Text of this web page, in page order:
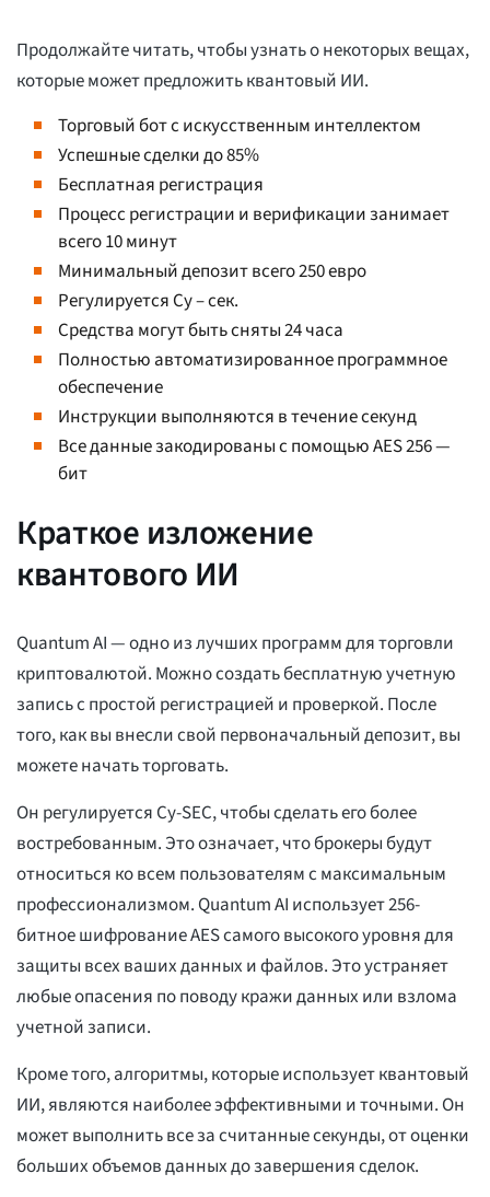
Продолжайте читать, чтобы узнать о некоторых вещах,
которые может предложить квантовый ИИ.
Торговый бот с искусственным интеллектом
Успешные сделки до 85%
Бесплатная регистрация
Процесс регистрации и верификации занимает
всего 10 минут
Минимальный депозит всего 250 евро
Регулируется Cy – сек.
Средства могут быть сняты 24 часа
Полностью автоматизированное программное
обеспечение
Инструкции выполняются в течение секунд
Все данные закодированы с помощью AES 256 —
бит
Краткое изложение
квантового ИИ
Quantum AI — одно из лучших программ для торговли
криптовалютой. Можно создать бесплатную учетную
запись с простой регистрацией и проверкой. После
того, как вы внесли свой первоначальный депозит, вы
можете начать торговать.
Он регулируется Cy-SEC, чтобы сделать его более
востребованным. Это означает, что брокеры будут
относиться ко всем пользователям с максимальным
профессионализмом. Quantum AI использует 256-
битное шифрование AES самого высокого уровня для
защиты всех ваших данных и файлов. Это устраняет
любые опасения по поводу кражи данных или взлома
учетной записи.
Кроме того, алгоритмы, которые использует квантовый
ИИ, являются наиболее эффективными и точными. Он
может выполнить все за считанные секунды, от оценки
больших объемов данных до завершения сделок.